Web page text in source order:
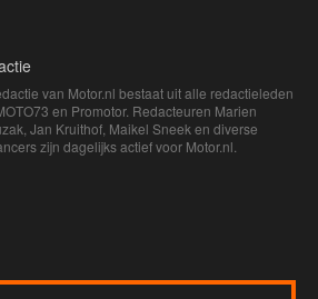
van Motor.nl bestaat uit alle redactieleden
en Promotor. Redacteuren Marien
Jan Kruithof, Maikel Sneek en diverse
zijn dagelijks actief voor Motor.nl.